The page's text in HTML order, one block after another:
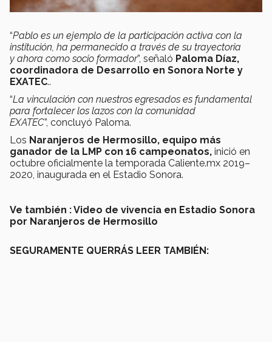
“Pablo es un ejemplo de la participación activa con la
institución, ha permanecido a través de su trayectoria
y ahora como socio formador”, señaló Paloma Díaz,
coordinadora de Desarrollo en Sonora Norte y
EXATEC..
“La vinculación con nuestros egresados es fundamental
para fortalecer los lazos con la comunidad
EXATEC”, concluyó Paloma.
Los Naranjeros de Hermosillo, equipo más
ganador de la LMP con 16 campeonatos, inició en
octubre oficialmente la temporada Caliente.mx 2019–
2020, inaugurada en el Estadio Sonora.
Ve también : Video de vivencia en Estadio Sonora
por Naranjeros de Hermosillo
SEGURAMENTE QUERRÁS LEER TAMBIÉN: